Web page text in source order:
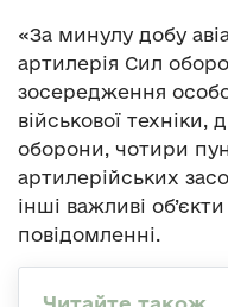
«За минулу добу
артилерія Сил
зосередження
військової техніки,
оборони, чотири
артилерійських
інші важливі
повідомленні.